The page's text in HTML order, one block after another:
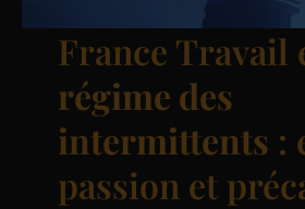
France Travail
régime des
intermittents :
passion et